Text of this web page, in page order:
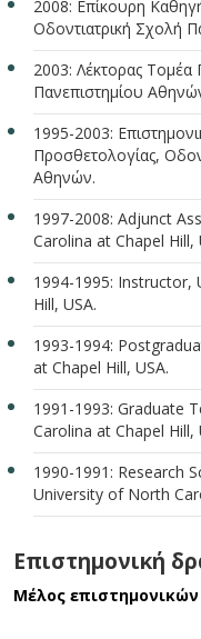
2008: Επίκουρη
Οδοντιατρική Σχολή
2003: Λέκτορας Τομέα
Πανεπιστημίου
1995-2003:
Προσθετολογίας,
Αθηνών.
1997-2008: Adjunct
Carolina at Chapel Hill,
1994-1995: Instructor,
Hill, USA.
1993-1994:
at Chapel Hill, USA.
1991-1993: Graduate
Carolina at Chapel Hill,
1990-1991: Research
University of North
Επιστημονική
Μέλος επιστημονικών